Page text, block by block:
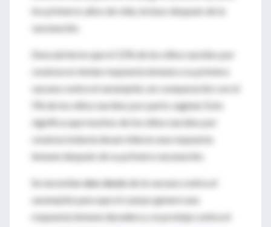
los primeros años de vida, incluso después de la
vacunación.
Descubrieron que el 12% de los niños nacidos por
cesárea no tenían respuesta inmune a su primera
vacuna contra el sarampión, en comparación con el
5% de los niños nacidos por parto vaginal. Esto
significa que muchos de los niños nacidos por
cesárea todavía desarrollaron una respuesta
inmune después de su primera vacunación.
Se necesitandos dosisde la vacuna contra el
sarampión para que el cuerpo genere una
respuesta inmune duradera y se proteja contra el